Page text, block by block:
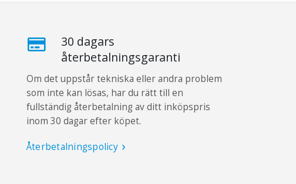
30 dagars
återbetalningsgaranti
Om det uppstår tekniska eller andra problem
som inte kan lösas, har du rätt till en
fullständig återbetalning av ditt inköpspris
inom 30 dagar efter köpet.
Återbetalningspolicy